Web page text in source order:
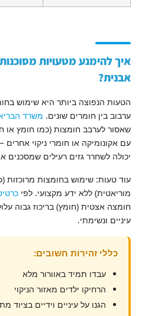
איך להימנע מטעויות
אבנית?
הטעות הנפוצה ביותר היא שימוש
ערבוב בין חומרים שונים. משרד
שאסור לערבב חומצות (כמו חומץ או
עם אקונומיקה או חומרי ניקוי
יכולה לשחרר גזים רעילים שמסכנים
עוד טעות: שימוש בחומצות מרוכזות
מוריאטית) ללא ידע מקצועי. לפי
חומצה אצטית (חומץ) בריכוז גבוה
עיניים ונשימתי.
כללי זהירות חשובים:
עבדו תמיד באוורור מלא
הרחיקו ילדים מאזור הניקוי
הגנו על עיניים וידיים בציוד